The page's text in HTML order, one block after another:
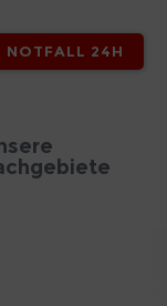
NOTFALL 24H